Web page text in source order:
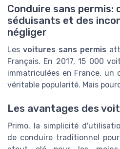
Conduire sans permis:
séduisants et des
négliger
Lesvoitures sans permis
Français. En 2017, 15 000
immatriculées en France, un
véritable popularité. Mais
Les avantages des
Primo, la simplicité
de conduire traditionnel